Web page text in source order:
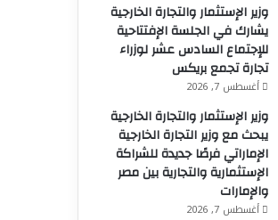
وزير الإستثمار والتجارة الخارجية
يشارك في الجلسة الإفتتاحية
للإجتماع السادس عشر لوزراء
تجارة تجمع بريكس
أغسطس 7, 2026
وزير الإستثمار والتجارة الخارجية
يبحث مع وزير التجارة الخارجية
الإماراتي فرصًا جديدة للشراكة
الإستثمارية والتجارية بين مصر
والإمارات
أغسطس 7, 2026